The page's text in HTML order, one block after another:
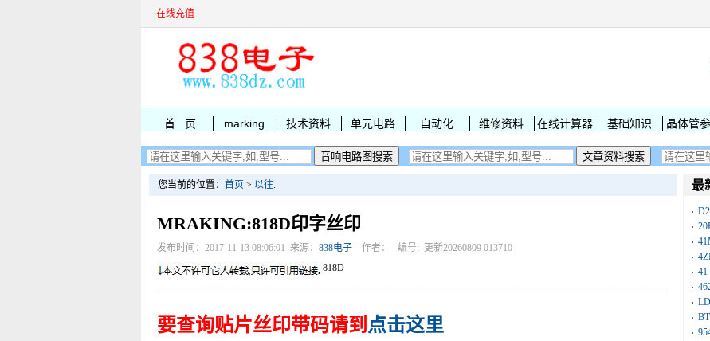
在线充值
首 页 marking 技术资料 单元电路 自动化 维修资料 在线计算器 基础知识 晶体管
您当前的位置： 首页 > 以往.
MRAKING:818D印字丝印
发布时间：2017-11-13 08:06:01 来源： 838电子 作者： 编号: 更新20260809 013710
818D
要查询贴片丝印带码请到 点击这里
最
41